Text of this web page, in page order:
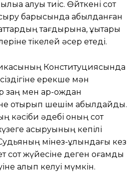
алуы тиіс. Өйткені сот
барысында қабылданған
тағдырына, құқықтары
тікелей әсер етеді.
Конституциясында
ерекше мән
заң мен ар-ождан
отырып шешім қабылдайды.
кәсіби әдебі оның сот
асыруының кепілі
мінез-құлқындағы кез
сот жүйесіне деген қоғамдық
алып келуі мүмкін.